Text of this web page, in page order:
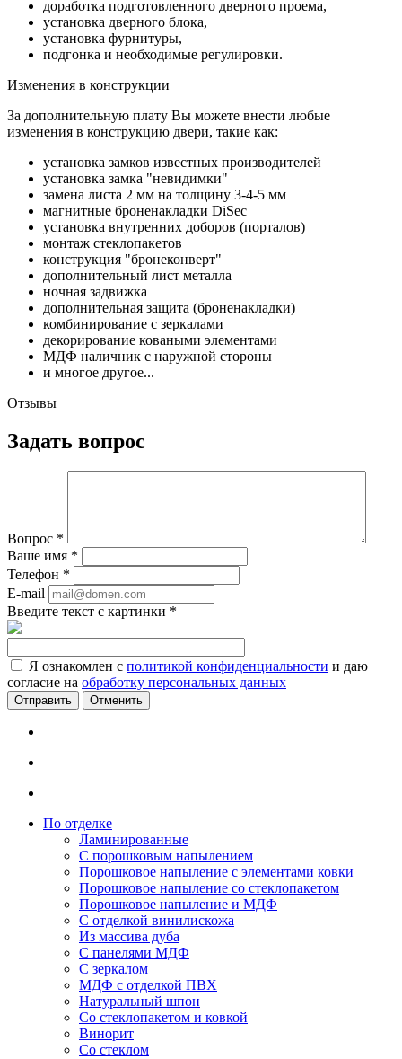
доработка подготовленного дверного проема,
установка дверного блока,
установка фурнитуры,
подгонка и необходимые регулировки.
Изменения в конструкции
За дополнительную плату Вы можете внести любые
изменения в конструкцию двери, такие как:
установка замков известных производителей
установка замка "невидимки"
замена листа 2 мм на толщину 3-4-5 мм
магнитные броненакладки DiSec
установка внутренних доборов (порталов)
монтаж стеклопакетов
конструкция "бронеконверт"
дополнительный лист металла
ночная задвижка
дополнительная защита (броненакладки)
комбинирование с зеркалами
декорирование коваными элементами
МДФ наличник с наружной стороны
и многое другое...
Отзывы
Задать вопрос
Вопрос *
Ваше имя *
Телефон *
E-mail
Введите текст с картинки *
Я ознакомлен с политикой конфиденциальности и даю
согласие на обработку персональных данных
Отменить
По отделке
Ламинированные
С порошковым напылением
Порошковое напыление с элементами ковки
Порошковое напыление со стеклопакетом
Порошковое напыление и МДФ
С отделкой винилискожа
Из массива дуба
С панелями МДФ
С зеркалом
МДФ с отделкой ПВХ
Натуральный шпон
Со стеклопакетом и ковкой
Винорит
Со стеклом